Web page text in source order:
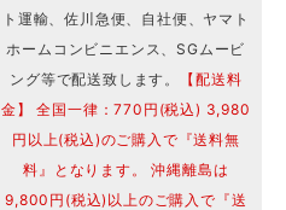
ト運輸、佐川急便、自社便、ヤマト
ホームコンビニエンス、SGムービ
ング等で配送致します。
【配送料
金】 全国一律：770円(税込) 3,980
円以上(税込)のご購入で『送料無
料』となります。 沖縄離島は
9,800円(税込)以上のご購入で『送